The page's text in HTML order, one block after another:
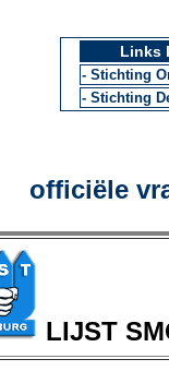
Links
- Stichting
- Stichting
officiële
LIJST